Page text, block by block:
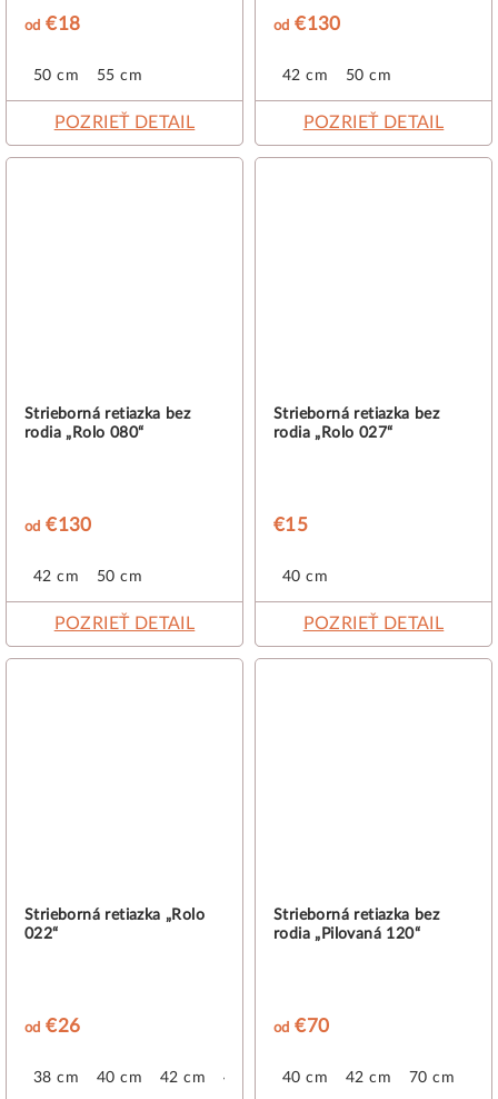
od €18
50 cm 55 cm
POZRIEŤ DETAIL
od €130
42 cm 50 cm
POZRIEŤ DETAIL
Strieborná retiazka bez
rodia „Rolo 080“
od €130
42 cm 50 cm
POZRIEŤ DETAIL
Strieborná retiazka bez
rodia „Rolo 027“
€15
40 cm
POZRIEŤ DETAIL
Strieborná retiazka „Rolo
022“
od €26
38 cm 40 cm 42 cm 45 cm 50 cm
Strieborná retiazka bez
rodia „Pilovaná 120“
od €70
40 cm 42 cm 70 cm